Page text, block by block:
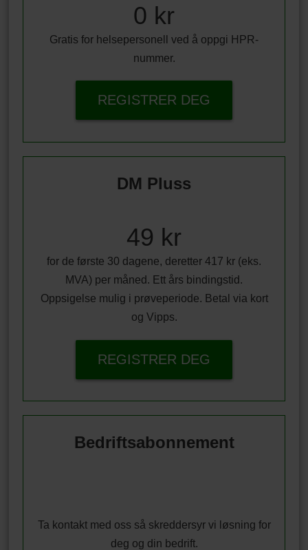
0 kr
Gratis for helsepersonell ved å oppgi HPR-
nummer.
REGISTRER DEG
DM Pluss
49 kr
for de første 30 dagene, deretter 417 kr (eks.
MVA) per måned. Ett års bindingstid.
Oppsigelse mulig i prøveperiode. Betal via kort
og Vipps.
REGISTRER DEG
Bedriftsabonnement
Ta kontakt med oss så skreddersyr vi løsning for
deg og din bedrift.